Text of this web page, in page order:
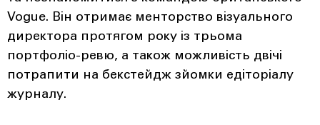
Vogue. Він отримає менторство візуального
директора протягом року із трьома
портфоліо-ревю, а також можливість двічі
потрапити на бекстейдж зйомки едіторіалу
журналу.